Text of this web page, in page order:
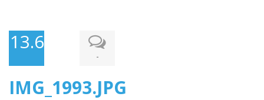
13.6.2015
-
IMG_1993.JPG